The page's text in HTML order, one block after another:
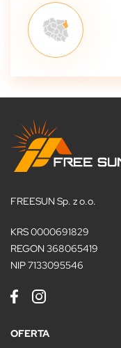
FREESUN Sp. z o.o.
KRS 0000691829
REGON 368065419
NIP 7133095546
OFERTA